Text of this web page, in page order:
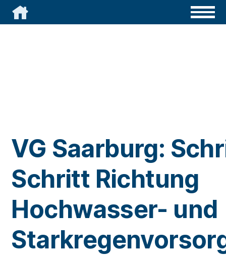

VG Saarburg:
Schritt Richtung
Hochwasser- und